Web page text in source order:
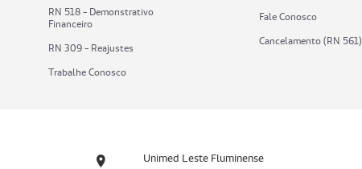
RN 518 - Demonstrativo
Financeiro
RN 309 - Reajustes
Trabalhe Conosco
Fale Conosco
Cancelamento (RN 561)
Unimed Leste Fluminense